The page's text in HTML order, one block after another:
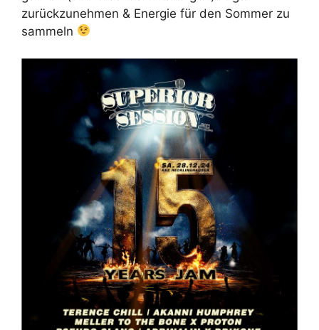
zurückzunehmen & Energie für den Sommer zu
sammeln